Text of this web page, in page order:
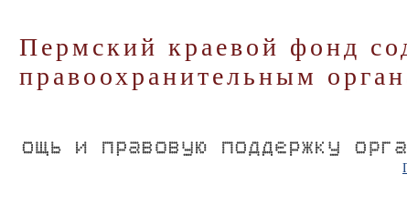
Пермский краевой фонд
правоохранительным